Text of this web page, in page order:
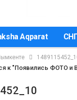
Aqparat
к "Появились ФОТО